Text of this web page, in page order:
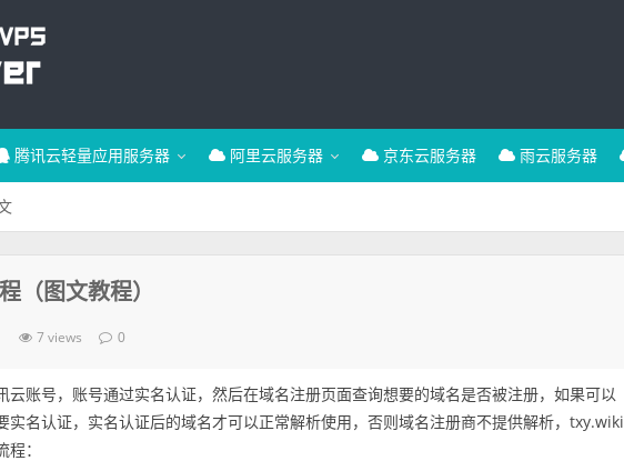
腾讯云轻量应用服务器 阿里云服务器 京东云服务器 雨云服务器
（图文教程）
7 views 0
云账号，账号通过实名认证，然后在域名注册页面查询想要的域名是否被注册，如果可以
实名认证，实名认证后的域名才可以正常解析使用，否则域名注册商不提供解析，txy.wiki
：